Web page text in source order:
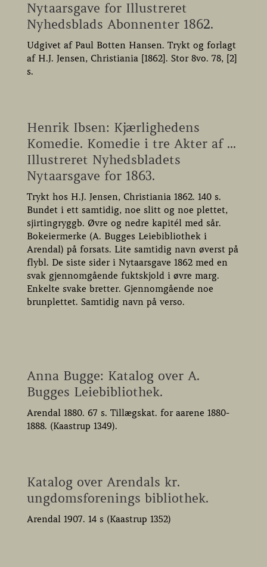
Nytaarsgave for Illustreret
Nyhedsblads Abonnenter 1862.
Udgivet af Paul Botten Hansen. Trykt og forlagt
af H.J. Jensen, Christiania [1862]. Stor 8vo. 78, [2]
s.
Henrik Ibsen: Kjærlighedens
Komedie. Komedie i tre Akter af ...
Illustreret Nyhedsbladets
Nytaarsgave for 1863.
Trykt hos H.J. Jensen, Christiania 1862. 140 s.
Bundet i ett samtidig, noe slitt og noe plettet,
sjirtingryggb. Øvre og nedre kapitél med sår.
Bokeiermerke (A. Bugges Leiebibliothek i
Arendal) på forsats. Lite samtidig navn øverst på
flybl. De siste sider i Nytaarsgave 1862 med en
svak gjennomgående fuktskjold i øvre marg.
Enkelte svake bretter. Gjennomgående noe
brunplettet. Samtidig navn på verso.
Anna Bugge: Katalog over A.
Bugges Leiebibliothek.
Arendal 1880. 67 s. Tillægskat. for aarene 1880-
1888. (Kaastrup 1349).
Katalog over Arendals kr.
ungdomsforenings bibliothek.
Arendal 1907. 14 s (Kaastrup 1352)